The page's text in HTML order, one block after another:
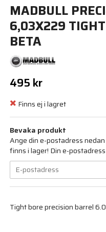
MADBULL
6,03X229
BETA
495 kr
Finns ej i lagret
Bevaka produkt
Ange din e-postadress
finns i lager! Din e-
Tight bore precision barrel